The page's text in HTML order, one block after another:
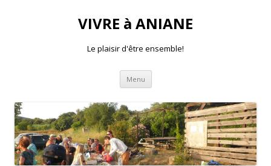
VIVRE à ANIANE
Le plaisir d'être ensemble!
Menu Aller
contenu